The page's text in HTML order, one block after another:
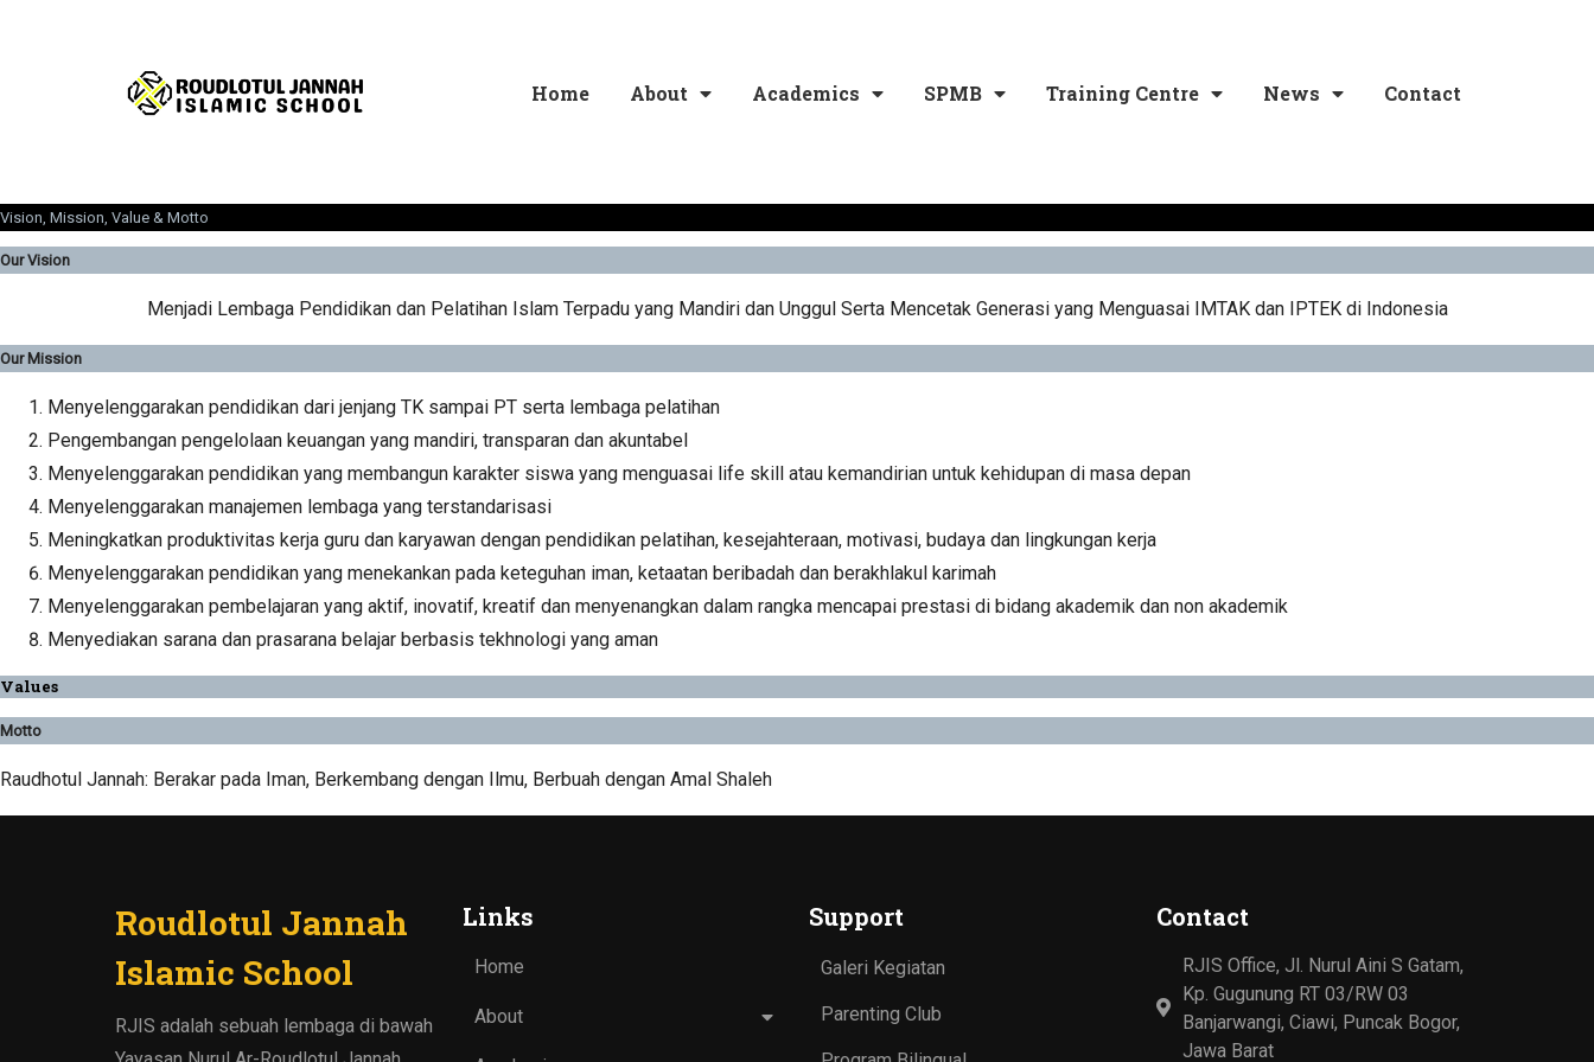
Home About Academics SPMB Training Centre News Contact
Vision, Mission, Value & Motto
Our Vision
Menjadi Lembaga Pendidikan dan Pelatihan Islam Terpadu yang Mandiri dan Unggul Serta Mencetak Generasi yang Menguasai IMTAK dan IPTEK di Indonesia
Our Mission
Menyelenggarakan pendidikan dari jenjang TK sampai PT serta lembaga pelatihan
Pengembangan pengelolaan keuangan yang mandiri, transparan dan akuntabel
Menyelenggarakan pendidikan yang membangun karakter siswa yang menguasai life skill atau kemandirian untuk kehidupan di masa depan
Menyelenggarakan manajemen lembaga yang terstandarisasi
Meningkatkan produktivitas kerja guru dan karyawan dengan pendidikan pelatihan, kesejahteraan, motivasi, budaya dan lingkungan kerja
Menyelenggarakan pendidikan yang menekankan pada keteguhan iman, ketaatan beribadah dan berakhlakul karimah
Menyelenggarakan pembelajaran yang aktif, inovatif, kreatif dan menyenangkan dalam rangka mencapai prestasi di bidang akademik dan non akademik
Menyediakan sarana dan prasarana belajar berbasis tekhnologi yang aman
Values
Motto
Raudhotul Jannah: Berakar pada Iman, Berkembang dengan Ilmu, Berbuah dengan Amal Shaleh
Roudlotul Jannah
Islamic School
RJIS adalah sebuah lembaga di bawah
Links
Home
About
Support
Galeri Kegiatan
Parenting Club
Contact
RJIS Office, Jl. Nurul Aini S Gatam,
Kp. Gugunung RT 03/RW 03
Banjarwangi, Ciawi, Puncak Bogor,
Jawa Barat